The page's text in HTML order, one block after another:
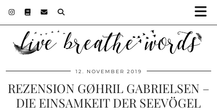
12. NOVEMBER 2019
REZENSION GØHRIL GABRIELSEN –
DIE EINSAMKEIT DER SEEVÖGEL